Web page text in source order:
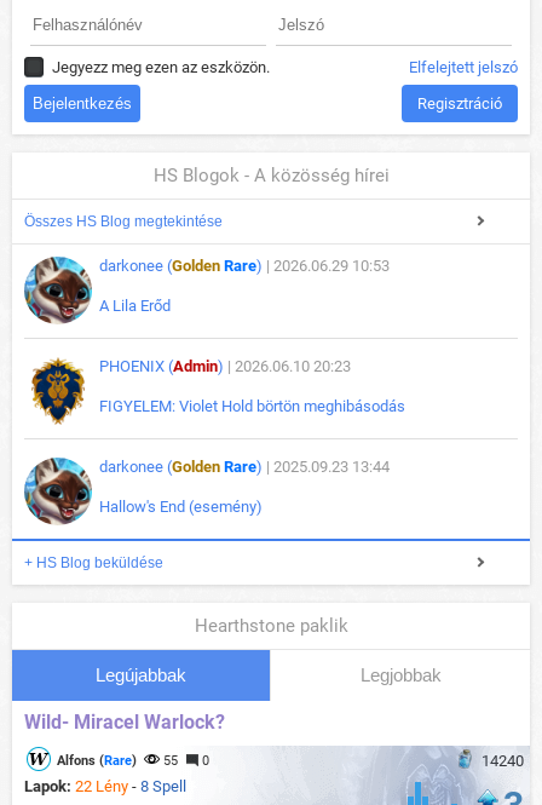
Jegyezz meg ezen az eszközön. Elfelejtett jelszó
Regisztráció
HS Blogok - A közösség hírei
Összes HS Blog megtekintése
darkonee (Golden Rare) | 2026.06.29 10:53
A Lila Erőd
PHOENIX (Admin) | 2026.06.10 20:23
FIGYELEM: Violet Hold börtön meghibásodás
darkonee (Golden Rare) | 2025.09.23 13:44
Hallow's End (esemény)
+ HS Blog beküldése
Hearthstone paklik
Legújabbak Legjobbak
Wild- Miracel Warlock?
14240
Alfons (Rare) 55 0
Lapok: 22 Lény - 8 Spell